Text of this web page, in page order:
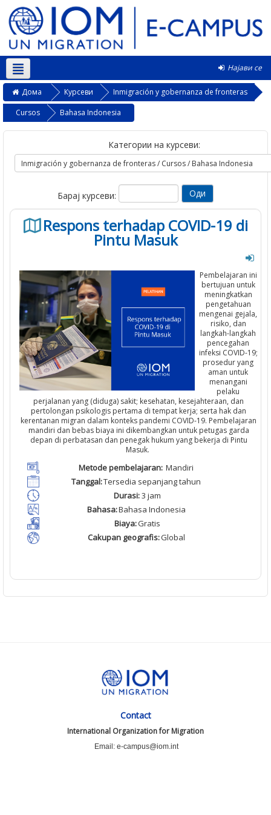
Најави се
Македонски ‎(mk)‎
Дома Курсеви
Inmigración y gobernanza de fronteras
Cursos
Bahasa Indonesia
Категории на курсеви:
Барај курсеви:
Respons terhadap COVID-19 di
Pintu Masuk
Pembelajaran ini
bertujuan untuk
meningkatkan
pengetahuan
mengenai gejala,
risiko, dan
langkah-langkah
pencegahan
infeksi COVID-19;
prosedur yang
aman untuk
menangani
pelaku
perjalanan yang (diduga) sakit; kesehatan, kesejahteraan, dan
pertolongan psikologis pertama di tempat kerja; serta hak dan
kerentanan migran dalam konteks pandemi COVID-19. Pembelajaran
mandiri dan bebas biaya ini dikembangkan untuk petugas garda
depan di perbatasan dan penegak hukum yang bekerja di Pintu
Masuk.
Metodepembelajaran: Mandiri
Tanggal:Tersedia sepanjangtahun
Durasi:3 jam
Bahasa:Bahasa Indonesia
Biaya:Gratis
Cakupan geografis:Global
Contact
International Organization for Migration
Email: e-campus@iom.int